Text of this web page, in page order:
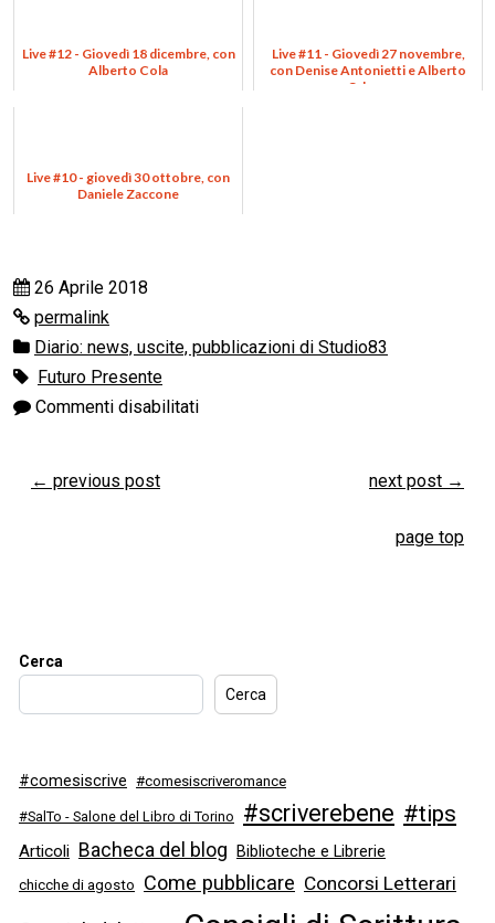
Live #12 - Giovedì 18 dicembre, con
Alberto Cola
Live #11 - Giovedì 27 novembre,
con Denise Antonietti e Alberto
Odone
Live #10 - giovedì 30 ottobre, con
Daniele Zaccone
26 Aprile 2018
permalink
Diario: news, uscite, pubblicazioni di Studio83
Futuro Presente
Commenti disabilitati
← previous post next post →
page top
Cerca
Cerca
#comesiscrive #comesiscriveromance
#SalTo - Salone del Libro di Torino #scriverebene #tips
Articoli Bacheca del blog Biblioteche e Librerie
chicche di agosto Come pubblicare Concorsi Letterari